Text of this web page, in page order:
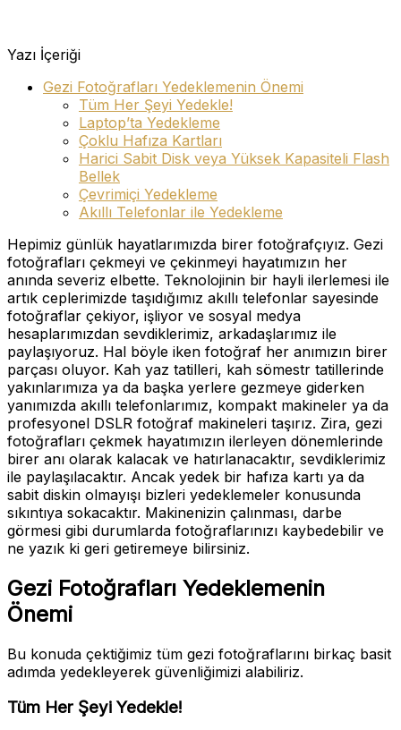
Yazı İçeriği
Gezi Fotoğrafları Yedeklemenin Önemi
Tüm Her Şeyi Yedekle!
Laptop’ta Yedekleme
Çoklu Hafıza Kartları
Harici Sabit Disk veya Yüksek Kapasiteli Flash
Bellek
Çevrimiçi Yedekleme
Akıllı Telefonlar ile Yedekleme
Hepimiz günlük hayatlarımızda birer fotoğrafçıyız. Gezi
fotoğrafları çekmeyi ve çekinmeyi hayatımızın her
anında severiz elbette. Teknolojinin bir hayli ilerlemesi ile
artık ceplerimizde taşıdığımız akıllı telefonlar sayesinde
fotoğraflar çekiyor, işliyor ve sosyal medya
hesaplarımızdan sevdiklerimiz, arkadaşlarımız ile
paylaşıyoruz. Hal böyle iken fotoğraf her anımızın birer
parçası oluyor. Kah yaz tatilleri, kah sömestr tatillerinde
yakınlarımıza ya da başka yerlere gezmeye giderken
yanımızda akıllı telefonlarımız, kompakt makineler ya da
profesyonel DSLR fotoğraf makineleri taşırız. Zira, gezi
fotoğrafları çekmek hayatımızın ilerleyen dönemlerinde
birer anı olarak kalacak ve hatırlanacaktır, sevdiklerimiz
ile paylaşılacaktır. Ancak yedek bir hafıza kartı ya da
sabit diskin olmayışı bizleri yedeklemeler konusunda
sıkıntıya sokacaktır. Makinenizin çalınması, darbe
görmesi gibi durumlarda fotoğraflarınızı kaybedebilir ve
ne yazık ki geri getiremeye bilirsiniz.
Gezi Fotoğrafları Yedeklemenin
Önemi
Bu konuda çektiğimiz tüm gezi fotoğraflarını birkaç basit
adımda yedekleyerek güvenliğimizi alabiliriz.
Tüm Her Şeyi Yedekle!